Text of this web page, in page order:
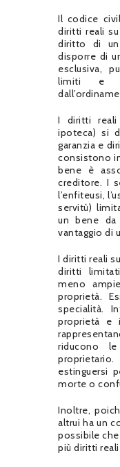
Il codice
diritti reali
diritto di
disporre di
esclusiva,
limiti e
I diritti
ipoteca) si
garanzia e
consistono
bene è
creditore. I
l’enfiteusi,
servitù)
un bene
vantaggio di
I diritti reali
diritti
meno
proprietà.
specialità.
proprietà e
riducono
estinguersi
morte o
Inoltre,
altrui ha un
possibile
più diritti